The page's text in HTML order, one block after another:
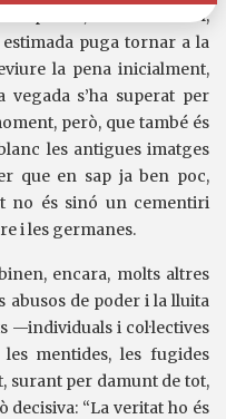
passat, en escriure’l,
puga tornar a la
la pena inicialment,
s’ha superat per
però, que també és
les antigues imatges
que en sap ja ben poc,
no és sinó un cementiri
i les germanes.
encara, molts altres
abusos de poder i la lluita
—individuals i col·lectives
mentides, les fugides
surant per damunt de tot,
decisiva: “La veritat ho és